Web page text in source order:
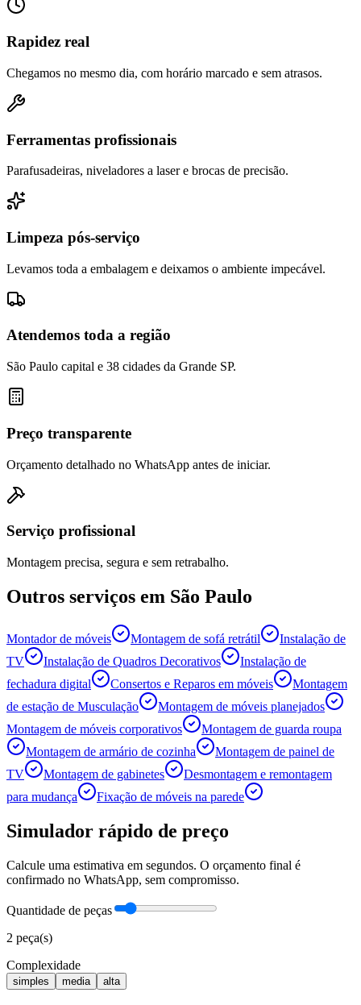
Rapidez real
Chegamos no mesmo dia, com horário marcado e sem atrasos.
Ferramentas profissionais
Parafusadeiras, niveladores a laser e brocas de precisão.
Limpeza pós-serviço
Levamos toda a embalagem e deixamos o ambiente impecável.
Atendemos toda a região
São Paulo capital e 38 cidades da Grande SP.
Preço transparente
Orçamento detalhado no WhatsApp antes de iniciar.
Serviço profissional
Montagem precisa, segura e sem retrabalho.
Outros serviços em São Paulo
Montador de móveis Montagem de sofá retrátil
Instalação de
TV
Instalação de Quadros Decorativos
Instalação de
fechadura digital
Consertos e Reparos em móveis
Montagem
de estação de Musculação
Montagem de móveis planejados
Montagem de móveis corporativos
Montagem de guarda roupa
Montagem de armário de cozinha
Montagem de painel de
TV
Montagem de gabinetes
Desmontagem e remontagem
para mudança
Fixação de móveis na parede
Simulador rápido de preço
Calcule uma estimativa em segundos. O orçamento final é
confirmado no WhatsApp, sem compromisso.
Quantidade de peças
2 peça(s)
Complexidade
simples media alta